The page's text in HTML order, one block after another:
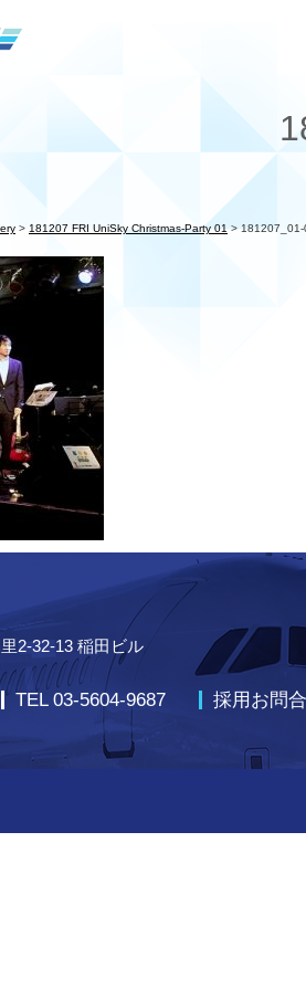
> 181207 FRI UniSky Christmas-Party 01>181207_01-
2-32-13 稲田ビル
TEL 03-5604-9687 採用お問